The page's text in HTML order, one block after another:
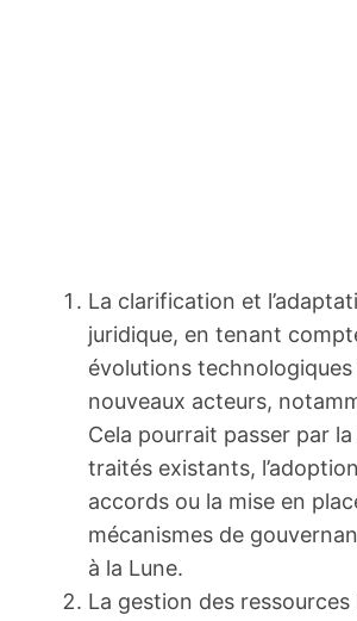
La clarification et
juridique, en tenant
évolutions
nouveaux acteurs,
Cela pourrait passer par
traités existants,
accords ou la mise en
mécanismes de
à la Lune.
La gestion des ressources